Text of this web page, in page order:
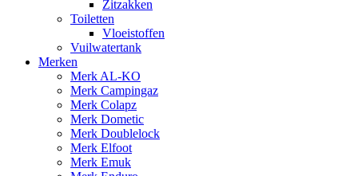
Zitzakken
Toiletten
Vloeistoffen
Vuilwatertank
Merken
Merk AL-KO
Merk Campingaz
Merk Colapz
Merk Dometic
Merk Doublelock
Merk Elfoot
Merk Emuk